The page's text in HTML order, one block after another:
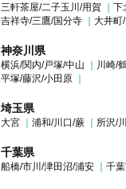
三軒茶屋/二子玉川/用賀
下
吉祥寺/三鷹/国分寺
大井町
神奈川県
横浜/関内/戸塚/中山 川崎/
平塚/藤沢/小田原
埼玉県
大宮 浦和/川口/蕨 所沢/
千葉県
船橋/市川/津田沼/浦安 千